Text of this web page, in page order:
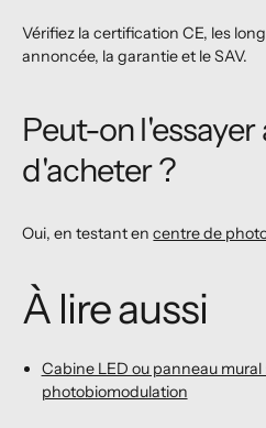
Vérifiez la certification CE, les
annoncée, la garantie et le SAV.
Peut-on l'essayer
d'acheter ?
Oui, en testant encentre de
À lire aussi
Cabine LED ou panneau mural
photobiomodulation